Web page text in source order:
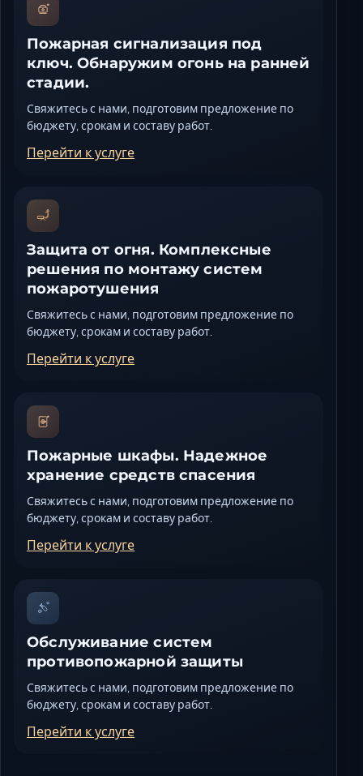
Пожарная сигнализация под
ключ. Обнаружим огонь на ранней
стадии.
Свяжитесь с нами, подготовим предложение по
бюджету, срокам и составу работ.
Перейти к услуге
Защита от огня. Комплексные
решения по монтажу систем
пожаротушения
Свяжитесь с нами, подготовим предложение по
бюджету, срокам и составу работ.
Перейти к услуге
Пожарные шкафы. Надежное
хранение средств спасения
Свяжитесь с нами, подготовим предложение по
бюджету, срокам и составу работ.
Перейти к услуге
Обслуживание систем
противопожарной защиты
Свяжитесь с нами, подготовим предложение по
бюджету, срокам и составу работ.
Перейти к услуге